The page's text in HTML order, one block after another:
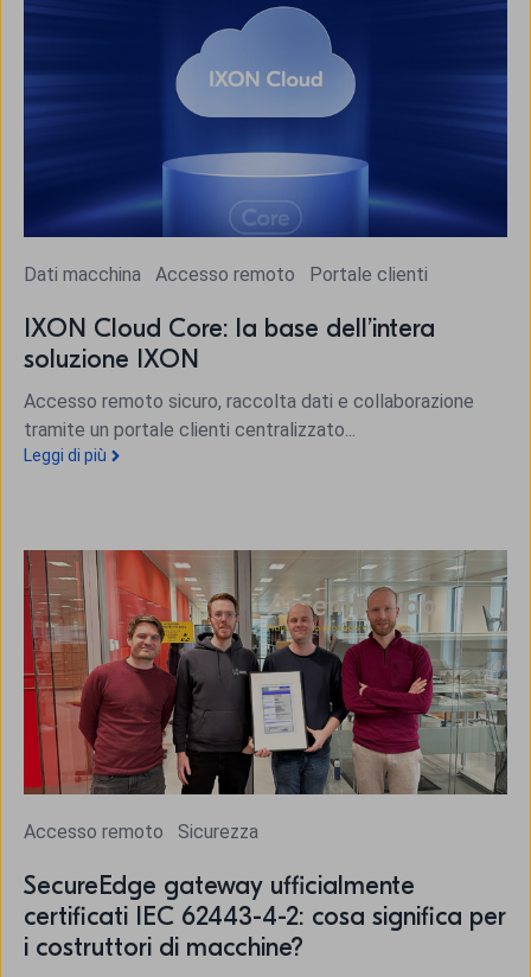
Dati macchina Accesso remoto Portale clienti
IXON Cloud Core: la base dell’intera
soluzione IXON
Accesso remoto sicuro, raccolta dati e collaborazione
tramite un portale clienti centralizzato...
Leggi di più
Accesso remoto Sicurezza
SecureEdge gateway ufficialmente
certificati IEC 62443-4-2: cosa significa per
i costruttori di macchine?